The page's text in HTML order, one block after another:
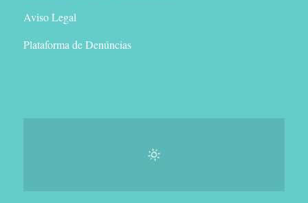
Aviso Legal
Plataforma de Denúncias